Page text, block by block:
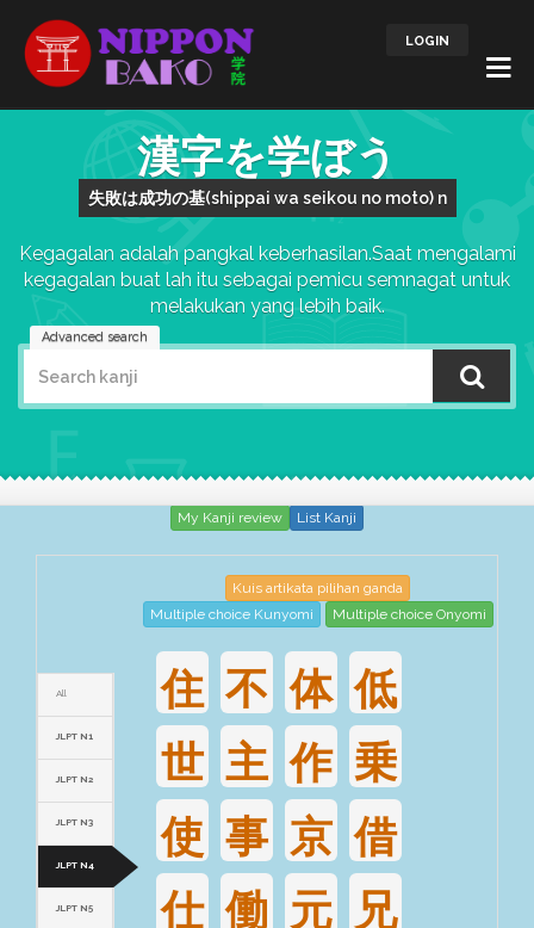
LOGIN
漢字を学ぼう
失敗は成功の基(shippai wa seikou no moto) n
Kegagalan adalah pangkal keberhasilan.Saat mengalami
kegagalan buat lah itu sebagai pemicu semnagat untuk
melakukan yang lebih baik.
Advanced search
My Kanji review List Kanji
All
JLPT N1
JLPT N2
JLPT N3
JLPT N4
JLPT N5
Kuis artikata pilihan ganda
Multiple choice Kunyomi
Multiple choice Onyomi
住 不 体 低
世 主 作 乗
使 事 京 借
仕 働 元 兄